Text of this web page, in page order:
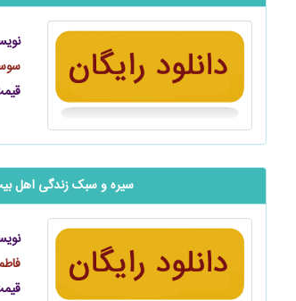
قیمت :
‬‬‬‬‬‬‬‬‬‬‬‬‬‬‬‬‬‬‬‬سیره و سبک زندگی اهل
قیمت :